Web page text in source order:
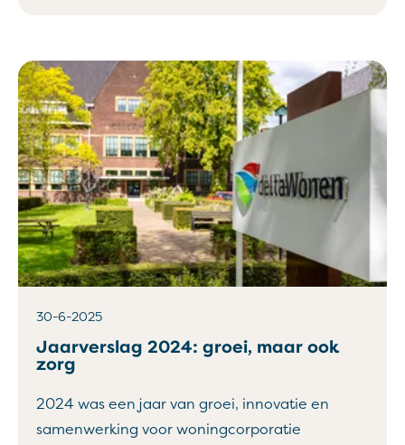
Jaarverslag 2024: groei, maar ook
zorg
30-6-2025
2024 was een jaar van groei, innovatie en
samenwerking voor woningcorporatie